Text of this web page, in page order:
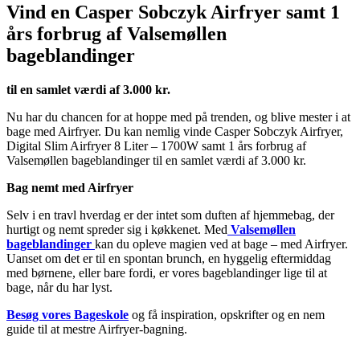
Vind en Casper Sobczyk Airfryer samt 1
års forbrug af Valsemøllen
bageblandinger
til en samlet værdi af 3.000 kr.
Nu har du chancen for at hoppe med på trenden, og blive mester i at
bage med Airfryer. Du kan nemlig vinde Casper Sobczyk Airfryer,
Digital Slim Airfryer 8 Liter – 1700W samt 1 års forbrug af
Valsemøllen bageblandinger til en samlet værdi af 3.000 kr.
Bag nemt med Airfryer
Selv i en travl hverdag er der intet som duften af hjemmebag, der
hurtigt og nemt spreder sig i køkkenet. Med Valsemøllen
bageblandinger kan du opleve magien ved at bage – med Airfryer.
Uanset om det er til en spontan brunch, en hyggelig eftermiddag
med børnene, eller bare fordi, er vores bageblandinger lige til at
bage, når du har lyst.
Besøg vores Bageskole og få inspiration, opskrifter og en nem
guide til at mestre Airfryer-bagning.